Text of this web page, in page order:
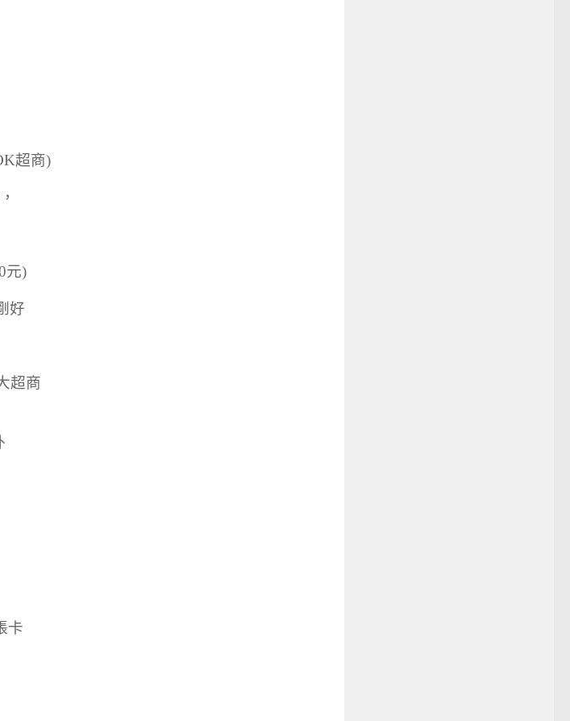
超商)
元)
好
超商
卡